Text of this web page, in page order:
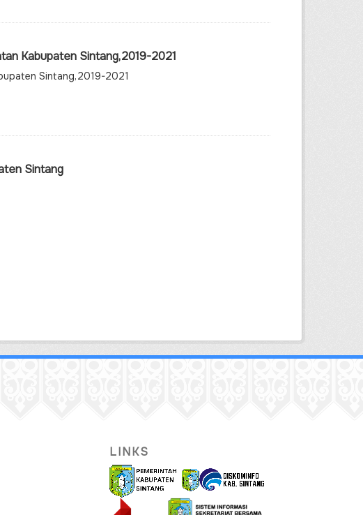
Kabupaten Sintang,2019-2021
Sintang,2019-2021
Sintang
LINKS